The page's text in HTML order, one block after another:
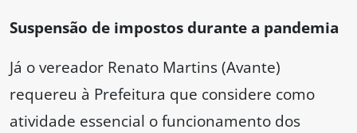
Suspensão de impostos durante a pandemia
Já o vereador Renato Martins (Avante)
requereu à Prefeitura que considere como
atividade essencial o funcionamento dos